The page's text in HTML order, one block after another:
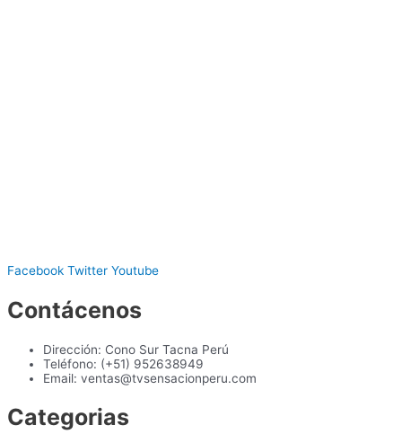
Facebook Twitter Youtube
Contácenos
Dirección: Cono Sur Tacna Perú
Teléfono: (+51) 952638949
Email: ventas@tvsensacionperu.com
Categorias